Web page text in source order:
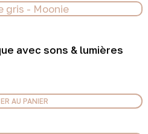
avec sons & lumières
AU PANIER